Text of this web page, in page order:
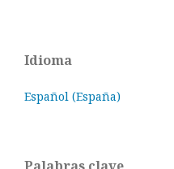
Idioma
Español (España)